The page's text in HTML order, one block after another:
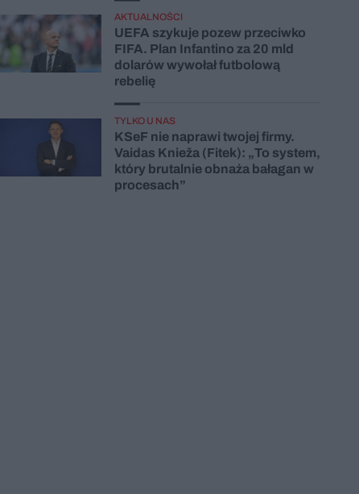
AKTUALNOŚCI
UEFA szykuje pozew przeciwko
FIFA. Plan Infantino za 20 mld
dolarów wywołał futbolową
rebelię
TYLKO U NAS
KSeF nie naprawi twojej firmy.
Vaidas Knieža (Fitek): „To system,
który brutalnie obnaża bałagan w
procesach”